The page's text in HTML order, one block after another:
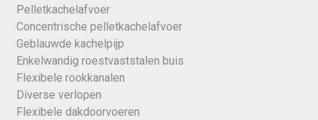
Pelletkachelafvoer
Concentrische pelletkachelafvoer
Geblauwde kachelpijp
Enkelwandig roestvaststalen buis
Flexibele rookkanalen
Diverse verlopen
Flexibele dakdoorvoeren